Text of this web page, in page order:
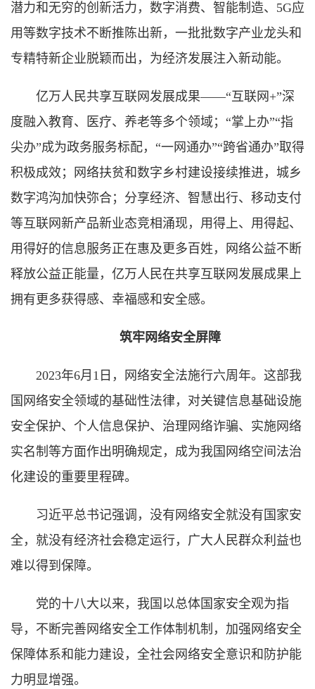
潜力和无穷的创新活力，数字消费、智能制造、5G应
用等数字技术不断推陈出新，一批批数字产业龙头和
专精特新企业脱颖而出，为经济发展注入新动能。
亿万人民共享互联网发展成果——“互联网+”深
度融入教育、医疗、养老等多个领域；“掌上办”“指
尖办”成为政务服务标配，“一网通办”“跨省通办”取得
积极成效；网络扶贫和数字乡村建设接续推进，城乡
数字鸿沟加快弥合；分享经济、智慧出行、移动支付
等互联网新产品新业态竞相涌现，用得上、用得起、
用得好的信息服务正在惠及更多百姓，网络公益不断
释放公益正能量，亿万人民在共享互联网发展成果上
拥有更多获得感、幸福感和安全感。
筑牢网络安全屏障
2023年6月1日，网络安全法施行六周年。这部我
国网络安全领域的基础性法律，对关键信息基础设施
安全保护、个人信息保护、治理网络诈骗、实施网络
实名制等方面作出明确规定，成为我国网络空间法治
化建设的重要里程碑。
习近平总书记强调，没有网络安全就没有国家安
全，就没有经济社会稳定运行，广大人民群众利益也
难以得到保障。
党的十八大以来，我国以总体国家安全观为指
导，不断完善网络安全工作体制机制，加强网络安全
保障体系和能力建设，全社会网络安全意识和防护能
力明显增强。